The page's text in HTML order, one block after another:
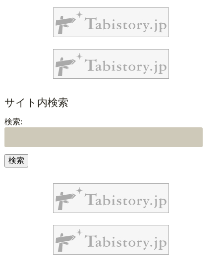
サイト内検索
検索: